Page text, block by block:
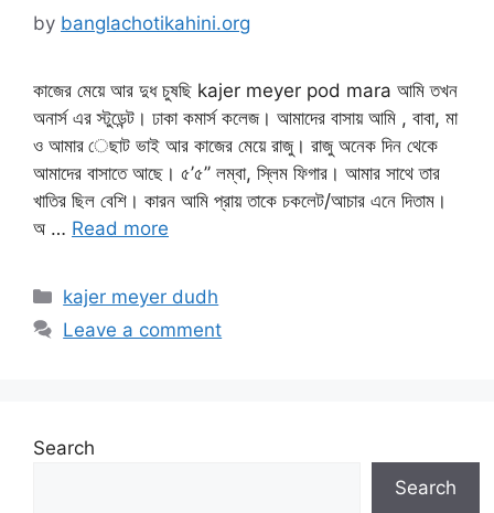
by banglachotikahini.org
কাজের মেয়ে আর দুধ চুষছি kajer meyer pod mara আমি তখন
অনার্স এর স্টুডেন্ট। ঢাকা কমার্স কলেজ। আমাদের বাসায় আমি , বাবা, মা
ও আমার েছাট ভাই আর কাজের মেয়ে রাজু। রাজু অনেক দিন থেকে
আমাদের বাসাতে আছে। ৫’৫’’ লম্বা, স্লিম ফিগার। আমার সাথে তার
খাতির ছিল বেশি। কারন আমি প্রায় তাকে চকলেট/আচার এনে দিতাম।
অ … Read more
Categories
kajer meyer dudh
Leave a comment
Search
Search